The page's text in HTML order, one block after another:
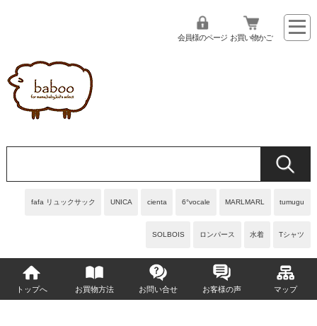
fafa リュックサック UNICA cienta 6°vocale MARLMARL tumugu
SOLBOIS ロンパース 水着 Tシャツ
会員様のページ お買い物かご
トップへ お買物方法 お問い合せ お客様の声 マップ